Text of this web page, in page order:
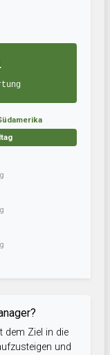
dem Ziel in die
und